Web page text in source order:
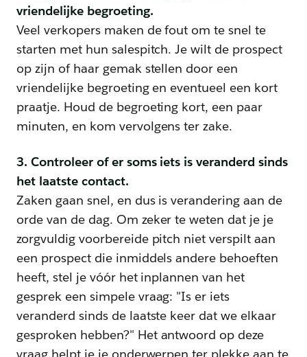
vriendelijke begroeting.
Veel verkopers maken de fout om te snel te
starten met hun salespitch. Je wilt de prospect
op zijn of haar gemak stellen door een
vriendelijke begroeting en eventueel een kort
praatje. Houd de begroeting kort, een paar
minuten, en kom vervolgens ter zake.
3. Controleer of er soms iets is veranderd sinds
het laatste contact.
Zaken gaan snel, en dus is verandering aan de
orde van de dag. Om zeker te weten dat je je
zorgvuldig voorbereide pitch niet verspilt aan
een prospect die inmiddels andere behoeften
heeft, stel je vóór het inplannen van het
gesprek een simpele vraag: "Is er iets
veranderd sinds de laatste keer dat we elkaar
gesproken hebben?" Het antwoord op deze
vraag helpt je je onderwerpen ter plekke aan te